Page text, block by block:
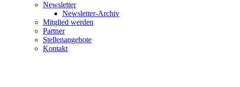
Newsletter
Newsletter-Archiv
Mitglied werden
Partner
Stellenangebote
Kontakt